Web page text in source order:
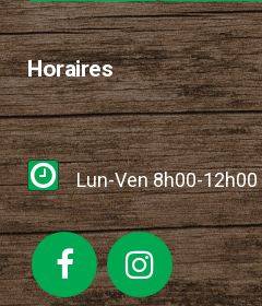
Horaires
Lun-Ven 8h00-